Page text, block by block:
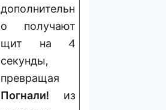
дополнительн
о получают
щит на 4
секунды,
превращая
Погнали! из